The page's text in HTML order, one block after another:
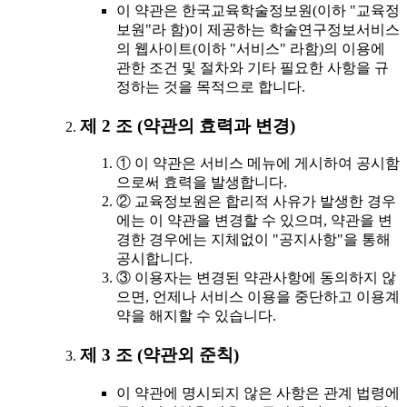
이 약관은 한국교육학술정보원(이하 "교육정
보원"라 함)이 제공하는 학술연구정보서비스
의 웹사이트(이하 "서비스" 라함)의 이용에
관한 조건 및 절차와 기타 필요한 사항을 규
정하는 것을 목적으로 합니다.
제 2 조 (약관의 효력과 변경)
① 이 약관은 서비스 메뉴에 게시하여 공시함
으로써 효력을 발생합니다.
② 교육정보원은 합리적 사유가 발생한 경우
에는 이 약관을 변경할 수 있으며, 약관을 변
경한 경우에는 지체없이 "공지사항"을 통해
공시합니다.
③ 이용자는 변경된 약관사항에 동의하지 않
으면, 언제나 서비스 이용을 중단하고 이용계
약을 해지할 수 있습니다.
제 3 조 (약관외 준칙)
이 약관에 명시되지 않은 사항은 관계 법령에